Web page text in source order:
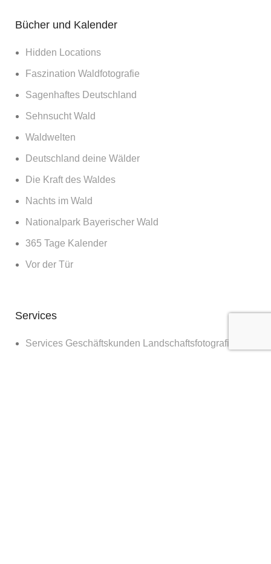
Bücher und Kalender
Hidden Locations
Faszination Waldfotografie
Sagenhaftes Deutschland
Sehnsucht Wald
Waldwelten
Deutschland deine Wälder
Die Kraft des Waldes
Nachts im Wald
Nationalpark Bayerischer Wald
365 Tage Kalender
Vor der Tür
Services
Services Geschäftskunden Landschaftsfotografie